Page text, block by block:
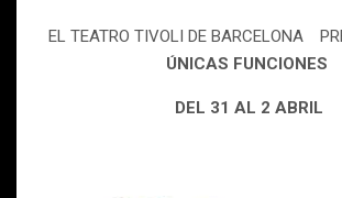
EL TEATRO TIVOLI DE BARCELONA
ÚNICAS FUNCIONES
DEL 31 AL 2 ABRIL